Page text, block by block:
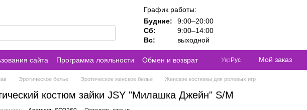
График работы:
Будние:
9:00–20:00
Сб:
9:00–14:00
Вс:
выходной
сайта Программа лояльности
Обмен и возврат
Укр Рус Мой заказ
Эротическое белье Эротическое женское белье Женские костюмы для ролевых игр
костюм зайки JSY "Милашка Джейн" S/M